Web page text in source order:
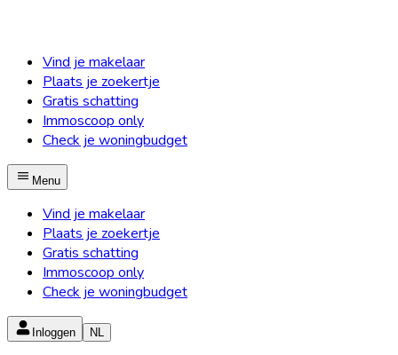
Vind je makelaar
Plaats je zoekertje
Gratis schatting
Immoscoop only
Check je woningbudget
Menu
Vind je makelaar
Plaats je zoekertje
Gratis schatting
Immoscoop only
Check je woningbudget
Inloggen NL